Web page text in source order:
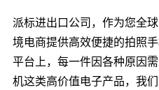
派标进出口公司，作为您全
境电商提供高效便捷的拍照
平台上，每一件因各种原因
机这类高价值电子产品，我